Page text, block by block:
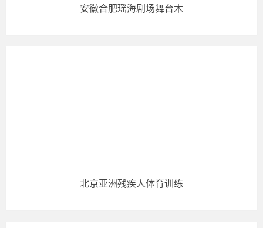
安徽合肥瑶海剧场舞台木
北京亚洲残疾人体育训练